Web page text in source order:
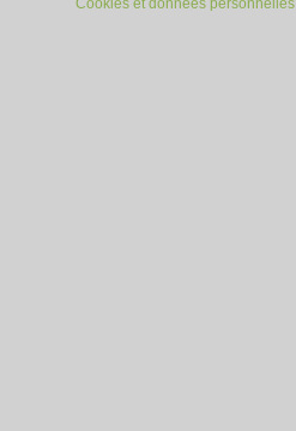
Cookies et données personnelles